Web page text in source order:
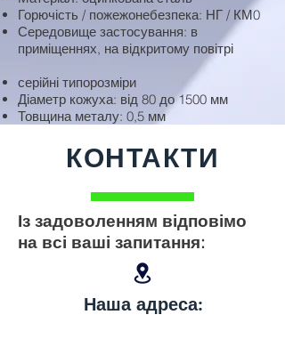
Горючість / пожежонебезпека: НГ / КМ0
Середовище застосування: в
приміщеннях, на відкритому повітрі
серійні типорозміри
Діаметр кожуха: від 80 до 1500 мм
Товщина металу: 0,5 мм
КОНТАКТИ
Із задоволенням відповімо
на всі ваші запитання:
Наша адреса: